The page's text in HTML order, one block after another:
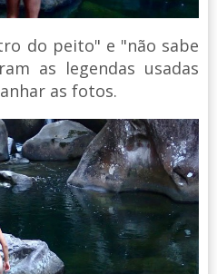
do peito" e "não sabe
as legendas usadas
as fotos.